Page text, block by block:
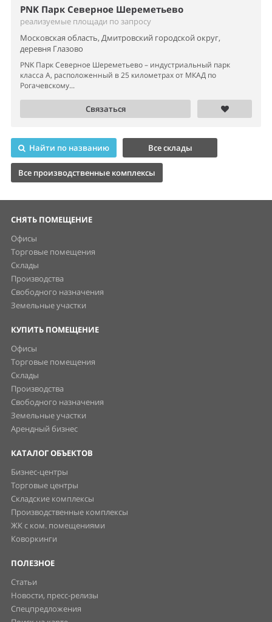
PNK Парк Северное Шереметьево
реализуемые площади по запросу
Московская область, Дмитровский городской округ,
деревня Глазово
PNK Парк Северное Шереметьево – индустриальный парк
класса А, расположенный в 25 километрах от МКАД по
Рогачевскому...
Связаться
Найти по названию Все склады
Все производственные комплексы
СНЯТЬ ПОМЕЩЕНИЕ
Офисы
Торговые помещения
Склады
Производства
Свободного назначения
Земельные участки
КУПИТЬ ПОМЕЩЕНИЕ
Офисы
Торговые помещения
Склады
Производства
Свободного назначения
Земельные участки
Арендный бизнес
КАТАЛОГ ОБЪЕКТОВ
Бизнес-центры
Торговые центры
Складские комплексы
Производственные комплексы
ЖК с ком. помещениями
Коворкинги
ПОЛЕЗНОЕ
Статьи
Новости, пресс-релизы
Спецпредложения